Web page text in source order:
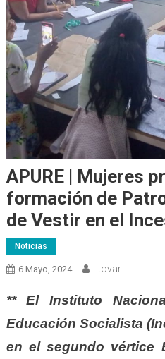
APURE | Mujeres
formación de
de Vestir en el
Noticias
6 Mayo, 2024 Ltovar
** El Instituto
Educación Socialista
en el segundo vértice